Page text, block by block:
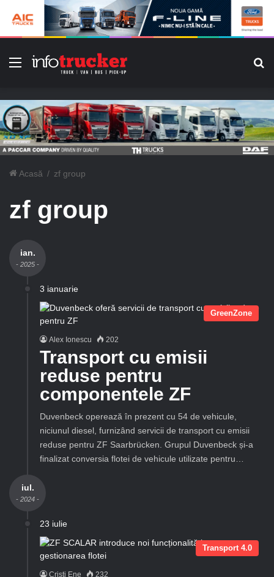
Meniu
Acasă / zf group
zf group
ian.
- 2025 -
3 ianuarie
GreenZone
Alex Ionescu 202
Transport cu emisii
reduse pentru
componentele ZF
Duvenbeck operează în prezent cu 54 de vehicule,
niciunul diesel, furnizând servicii de transport cu emisii
reduse pentru ZF Saarbrücken. Grupul Duvenbeck și-a
finalizat conversia flotei de vehicule utilizate pentru…
iul.
- 2024 -
23 iulie
Transport 4.0
Cristi Ene 232